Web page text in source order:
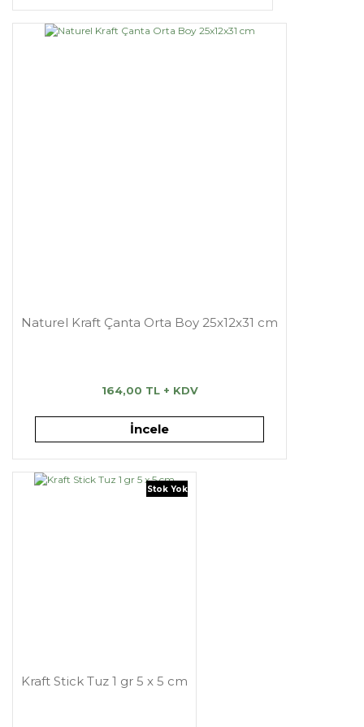
Naturel Kraft Çanta Orta Boy 25x12x31 cm
164,00 TL + KDV
İncele
Stok Yok
Kraft Stick Tuz 1 gr 5 x 5 cm